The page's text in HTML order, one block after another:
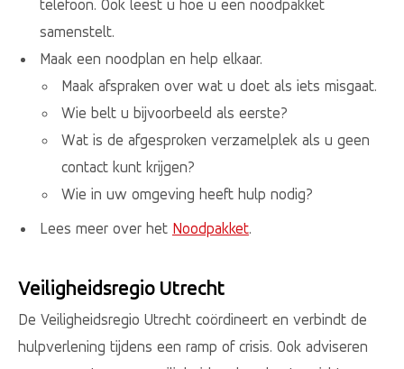
telefoon. Ook leest u hoe u een noodpakket
samenstelt.
Maak een noodplan en help elkaar.
Maak afspraken over wat u doet als iets misgaat.
Wie belt u bijvoorbeeld als eerste?
Wat is de afgesproken verzamelplek als u geen
contact kunt krijgen?
Wie in uw omgeving heeft hulp nodig?
Lees meer over het Noodpakket.
Veiligheidsregio Utrecht
De Veiligheidsregio Utrecht coördineert en verbindt de
hulpverlening tijdens een ramp of crisis. Ook adviseren